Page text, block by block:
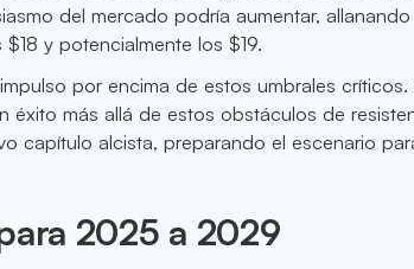
del mercado podría aumentar,
y potencialmente los $19.
por encima de estos umbrales críticos.
éxito más allá de estos obstáculos de
capítulo alcista, preparando el escenario
2025 a 2029